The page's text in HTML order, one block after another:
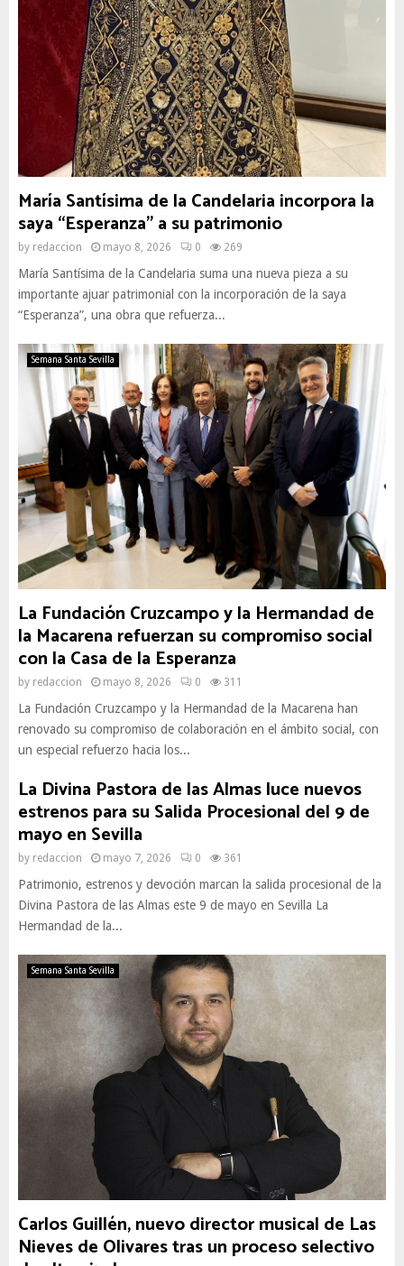
María Santísima de la Candelaria incorpora la
saya “Esperanza” a su patrimonio
by redaccion mayo 8, 2026 0 269
María Santísima de la Candelaria suma una nueva pieza a su
importante ajuar patrimonial con la incorporación de la saya
“Esperanza”, una obra que refuerza...
Semana Santa Sevilla
La Fundación Cruzcampo y la Hermandad de
la Macarena refuerzan su compromiso social
con la Casa de la Esperanza
by redaccion mayo 8, 2026 0 311
La Fundación Cruzcampo y la Hermandad de la Macarena han
renovado su compromiso de colaboración en el ámbito social, con
un especial refuerzo hacia los...
La Divina Pastora de las Almas luce nuevos
estrenos para su Salida Procesional del 9 de
mayo en Sevilla
by redaccion mayo 7, 2026 0 361
Patrimonio, estrenos y devoción marcan la salida procesional de la
Divina Pastora de las Almas este 9 de mayo en Sevilla La
Hermandad de la...
Semana Santa Sevilla
Carlos Guillén, nuevo director musical de Las
Nieves de Olivares tras un proceso selectivo